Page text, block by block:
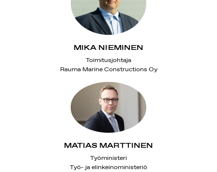
MIKA NIEMINEN
Toimitusjohtaja
Rauma Marine Constructions Oy
MATIAS MARTTINEN
Työministeri
Työ- ja elinkeinoministeriö